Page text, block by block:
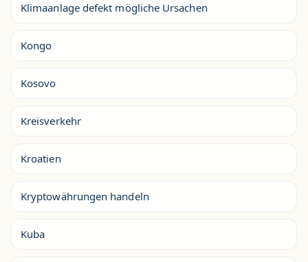
Klimaanlage defekt mögliche Ursachen
Kongo
Kosovo
Kreisverkehr
Kroatien
Kryptowährungen handeln
Kuba